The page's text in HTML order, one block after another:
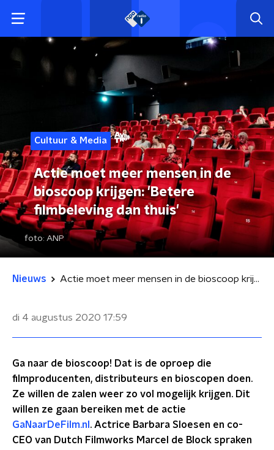
Cultuur & Media
Actie moet meer mensen in de
bioscoop krijgen: 'Betere
filmbeleving dan thuis'
foto: ANP
Nieuws Actie moet meer mensen in de bioscoop krijgen: 'Betere filmbeleving dan thuis'
di 4 augustus 2020 17:59
Ga naar de bioscoop! Dat is de oproep die
filmproducenten, distributeurs en bioscopen doen.
Ze willen de zalen weer zo vol mogelijk krijgen. Dit
willen ze gaan bereiken met de actie
GaNaarDeFilm.nl . Actrice Barbara Sloesen en co-
CEO van Dutch Filmworks Marcel de Block spraken